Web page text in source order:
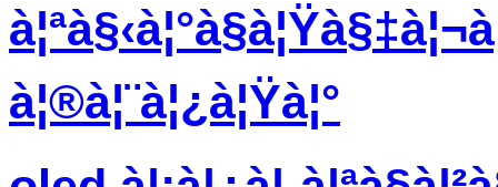
à¦®à¦¨à¦¿à¦Ÿà¦°